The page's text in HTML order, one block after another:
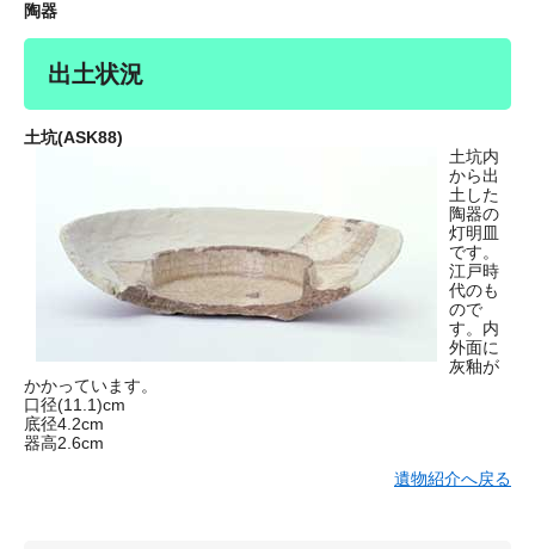
陶器
出土状況
土坑(ASK88)
土坑内
から出
土した
陶器の
灯明皿
です。
江戸時
代のも
ので
す。内
外面に
灰釉が
かかっています。
口径(11.1)cm
底径4.2cm
器高2.6cm
遺物紹介へ戻る